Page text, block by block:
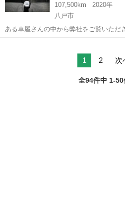
107,500km
2020年
八戸市
ある車屋さんの中から弊社をご覧いただき
トロン盛岡店と申します✨ 東北3店舗目
1 2 次
全94件中 1-50